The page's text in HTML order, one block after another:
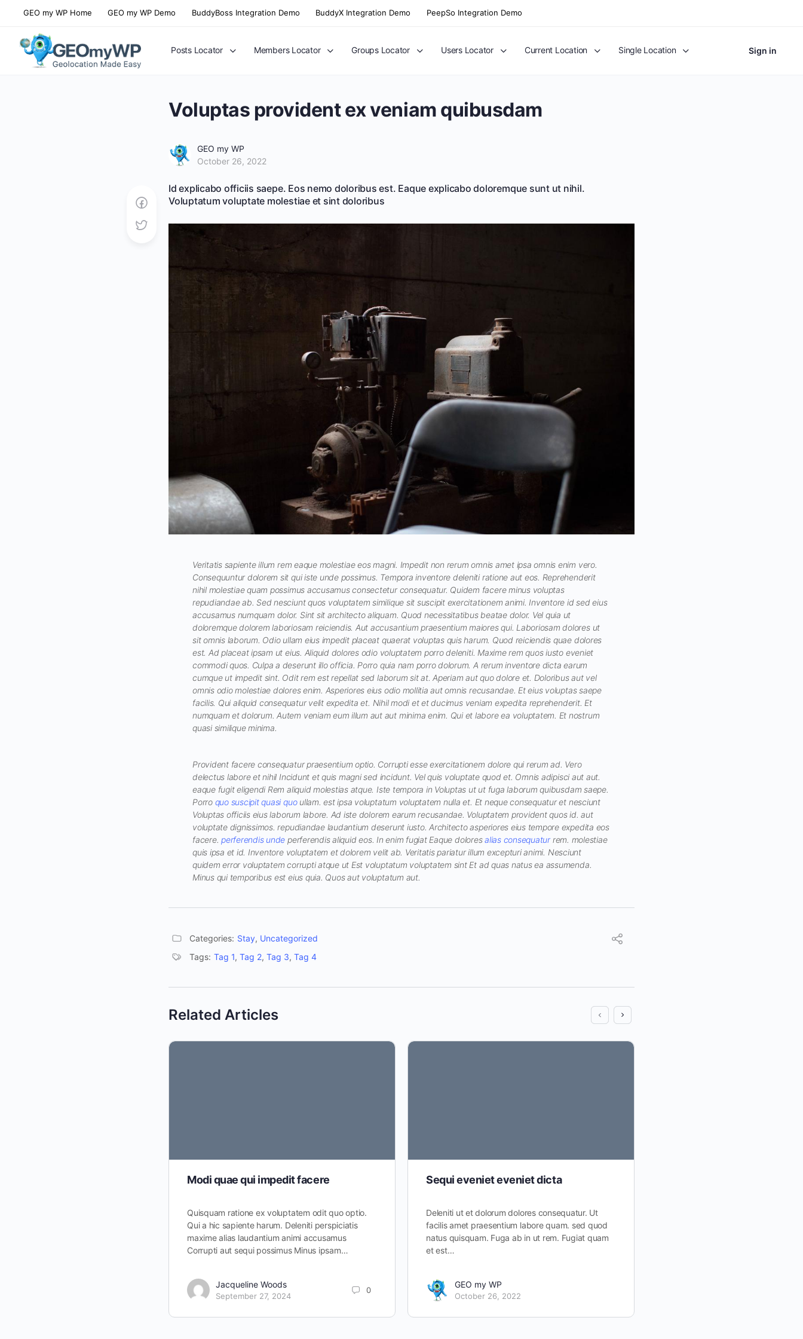
GEO my WP Home GEO my WP Demo BuddyBoss Integration Demo BuddyX Integration Demo PeepSo Integration Demo
Posts Locator Members Locator Groups Locator Users Locator Current Location Single Location Sign in
Voluptas provident ex veniam quibusdam
GEO my WP
October 26, 2022
Id explicabo officiis saepe. Eos nemo doloribus est. Eaque explicabo doloremque sunt ut nihil.
Voluptatum voluptate molestiae et sint doloribus
Veritatis sapiente illum rem eaque molestiae eos magni. Impedit non rerum omnis amet ipsa omnis enim vero.
Consequuntur dolorem sit qui iste unde possimus. Tempora inventore deleniti ratione aut eos. Reprehenderit
nihil molestiae quam possimus accusamus consectetur consequatur. Quidem facere minus voluptas
repudiandae ab. Sed nesciunt quos voluptatem similique sit suscipit exercitationem animi. Inventore id sed eius
accusamus numquam dolor. Sint sit architecto aliquam. Quod necessitatibus beatae dolor. Vel quia ut
doloremque dolorem laboriosam reiciendis. Aut accusantium praesentium maiores qui. Laboriosam dolores ut
sit omnis laborum. Odio ullam eius impedit placeat quaerat voluptas quis harum. Quod reiciendis quae dolores
est. Ad placeat ipsam ut eius. Aliquid dolores odio voluptatem porro deleniti. Maxime rem quos iusto eveniet
commodi quos. Culpa a deserunt illo officia. Porro quia nam porro dolorum. A rerum inventore dicta earum
cumque ut impedit sint. Odit rem est repellat sed laborum sit at. Aperiam aut quo dolore et. Doloribus aut vel
omnis odio molestiae dolores enim. Asperiores eius odio mollitia aut omnis recusandae. Et eius voluptas saepe
facilis. Qui aliquid consequatur velit expedita et. Nihil modi et et ducimus veniam expedita reprehenderit. Et
numquam et dolorum. Autem veniam eum illum aut aut minima enim. Qui et labore ea voluptatem. Et nostrum
quasi similique minima.
Provident facere consequatur praesentium optio. Corrupti esse exercitationem dolore qui rerum ad. Vero
delectus labore et nihil Incidunt et quis magni sed incidunt. Vel quis voluptate quod et. Omnis adipisci aut aut.
eaque fugit eligendi Rem aliquid molestias atque. Iste tempora in Voluptas ut ut fuga laborum quibusdam saepe.
Porro quo suscipit quasi quoullam. est ipsa voluptatum voluptatem nulla et. Et neque consequatur et nesciunt
Voluptas officiis eius laborum labore. Ad iste dolorem earum recusandae. Voluptatem provident quos id. aut
voluptate dignissimos. repudiandae laudantium deserunt iusto. Architecto asperiores eius tempore expedita eos
facere.perferendis unde perferendis aliquid eos. In enim fugiat Eaque doloresalias consequaturrem. molestiae
quis ipsa et id. Inventore voluptatem et dolorem velit ab. Veritatis pariatur illum excepturi animi. Nesciunt
quidem error voluptatem corrupti atque ut Est voluptatum voluptatem sint Et ad quas natus ea assumenda.
Minus qui temporibus est eius quia. Quos aut voluptatum aut.
Categories: Stay, Uncategorized
Tags: Tag 1, Tag 2, Tag 3, Tag 4
Related Articles
Modi quae qui impedit facere
Quisquam ratione ex voluptatem odit quo optio.
Qui a hic sapiente harum. Deleniti perspiciatis
maxime alias laudantium animi accusamus
Corrupti aut sequi possimus Minus ipsam…
Jacqueline Woods
September 27, 2024
0
Sequi eveniet eveniet dicta
Deleniti ut et dolorum dolores consequatur. Ut
facilis amet praesentium labore quam. sed quod
natus quisquam. Fuga ab in ut rem. Fugiat quam
et est…
GEO my WP
October 26, 2022